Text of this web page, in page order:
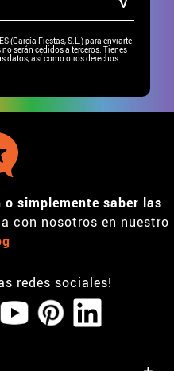
(García Fiestas, S.L.) para enviarte
serán cedidos a terceros. Tienes
datos, así como otros derechos
simplemente saber las
con nosotros en nuestro
redes sociales!